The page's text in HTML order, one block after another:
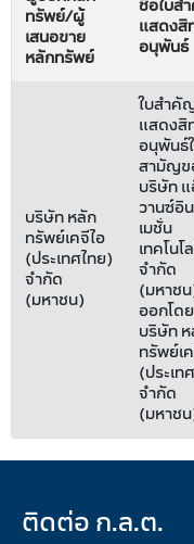
ทรัพย์/ผู้
เสนอขาย
หลักทรัพย์
ชื่อใบส
แสดงสิ
อนุพันธ์
บริษัท หลัก
ทรัพย์เคจีไอ
(ประเทศไทย)
จำกัด
(มหาชน)
ใบสำคั
แสดงสิ
อนุพันธ์
สามัญข
บริษัท
วานซ์อิ
เมชั่น
เทคโนโ
จำกัด
(มหาช
ออกโดย
บริษัท
ทรัพย์เ
(ประเท
จำกัด
(มหาช
ติดต่อ ก.ล.ต.